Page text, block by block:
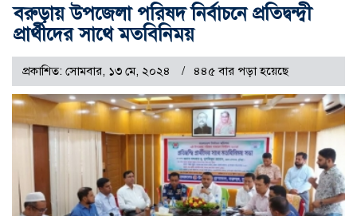
বরুড়ায় উপজেলা পরিষদ নির্বাচনে প্রতিদ্বন্দ্বী
প্রার্থীদের সাথে মতবিনিময়
প্রকাশিত: সোমবার, ১৩ মে, ২০২৪ ৪৪৫ বার পড়া হয়েছে